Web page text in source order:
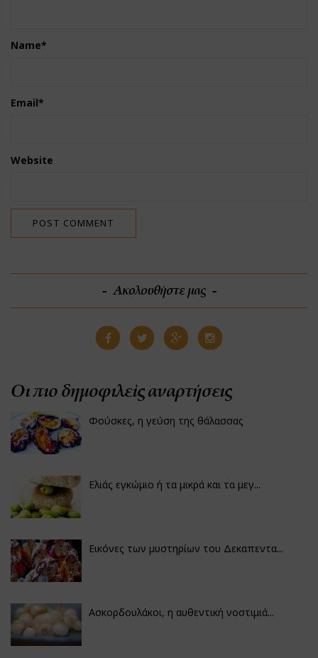
Name*
Email*
Website
Ακολουθήστε μας
Οι πιο δημοφιλείς αναρτήσεις
Φούσκες, η γεύση της θάλασσας
Ελιάς εγκώμιο ή τα μικρά και τα μεγ...
Εικόνες των μυστηρίων του Δεκαπεντα...
Ασκορδουλάκοι, η αυθεντική νοστιμιά...